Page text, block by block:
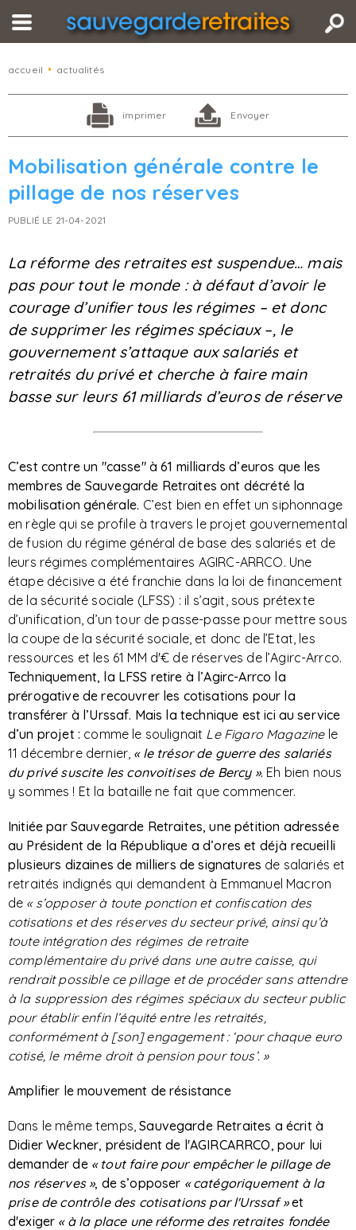
accueil • actualités
imprimer Envoyer
Mobilisation générale contre le
pillage de nos réserves
PUBLIÉ LE 21-04-2021
La réforme des retraites est suspendue… mais
pas pour tout le monde : à défaut d’avoir le
courage d’unifier tous les régimes – et donc
de supprimer les régimes spéciaux –, le
gouvernement s’attaque aux salariés et
retraités du privé et cherche à faire main
basse sur leurs 61 milliards d’euros de réserve
C’est contre un "casse" à 61 milliards d’euros que les
membres de Sauvegarde Retraites ont décrété la
mobilisation générale. C’est bien en effet un siphonnage
en règle qui se profile à travers le projet gouvernemental
de fusion du régime général de base des salariés et de
leurs régimes complémentaires AGIRC-ARRCO. Une
étape décisive a été franchie dans la loi de financement
de la sécurité sociale (LFSS) : il s’agit, sous prétexte
d’unification, d’un tour de passe-passe pour mettre sous
la coupe de la sécurité sociale, et donc de l’Etat, les
ressources et les 61 MM d'€ de réserves de l’Agirc-Arrco.
Techniquement, la LFSS retire à l’Agirc-Arrco la
prérogative de recouvrer les cotisations pour la
transférer à l’Urssaf. Mais la technique est ici au service
d’un projet : comme le soulignait Le Figaro Magazinele
11 décembre dernier, « le trésor de guerre des salariés
du privé suscite les convoitises de Bercy ». Eh bien nous
y sommes ! Et la bataille ne fait que commencer.
Initiée par Sauvegarde Retraites, une pétition adressée
au Président de la République a d’ores et déjà recueilli
plusieurs dizaines de milliers de signatures de salariés et
retraités indignés qui demandent à Emmanuel Macron
de « s’opposer à toute ponction et confiscation des
cotisations et des réserves du secteur privé, ainsi qu’à
toute intégration des régimes de retraite
complémentaire du privé dans une autre caisse, qui
rendrait possible ce pillage et de procéder sans attendre
à la suppression des régimes spéciaux du secteur public
pour établir enfin l’équité entre les retraités,
conformément à [son] engagement : ‘pour chaque euro
cotisé, le même droit à pension pour tous’. »
Amplifier le mouvement de résistance
Dans le même temps,Sauvegarde Retraites a écrit à
Didier Weckner, président de l'AGIRCARRCO, pour lui
demander de « tout faire pour empêcher le pillage de
nos réserves », de s’opposer « catégoriquement à la
prise de contrôle des cotisations par l'Urssaf »et
d'exiger « à la place une réforme des retraites fondée